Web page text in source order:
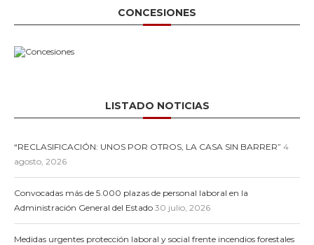
CONCESIONES
LISTADO NOTICIAS
“RECLASIFICACIÓN: UNOS POR OTROS, LA CASA SIN BARRER” 4
agosto, 2026
Convocadas más de 5.000 plazas de personal laboral en la
Administración General del Estado 30 julio, 2026
Medidas urgentes protección laboral y social frente incendios forestales